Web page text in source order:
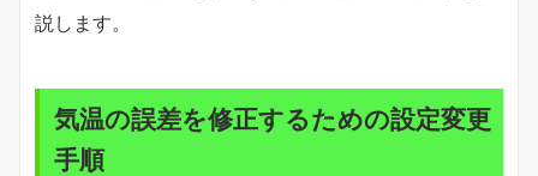
説します。
気温の誤差を修正するための設定変更
手順